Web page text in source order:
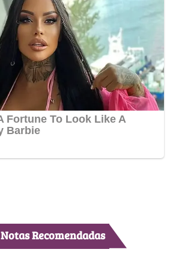
Notas Recomendadas